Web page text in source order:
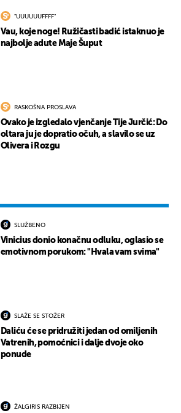
"UUUUUUFFFF"
Vau, koje noge! Ružičasti badić istaknuo je
najbolje adute Maje Šuput
RASKOŠNA PROSLAVA
Ovako je izgledalo vjenčanje Tije Jurčić: Do
oltara ju je dopratio očuh, a slavilo se uz
Olivera i Rozgu
SLUŽBENO
Vinicius donio konačnu odluku, oglasio se
emotivnom porukom: "Hvala vam svima"
SLAŽE SE STOŽER
Daliću će se pridružiti jedan od omiljenih
Vatrenih, pomoćnici i dalje dvoje oko
ponude
ŽALGIRIS RAZBIJEN